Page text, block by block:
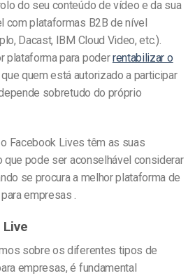
do seu conteúdo de vídeo e da sua
com plataformas B2B de nível
Dacast, IBM Cloud Video, etc.).
plataforma para poderrentabilizar o
quem está autorizado a participar
sobretudo do próprio
Facebook Lives têm as suas
pode ser aconselhável considerar
se procura a melhor plataforma de
empresas .
Live
sobre os diferentes tipos de
empresas, é fundamental